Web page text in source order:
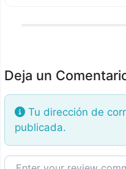
Deja un
Tu dirección de
publicada.
Texto de la reseña